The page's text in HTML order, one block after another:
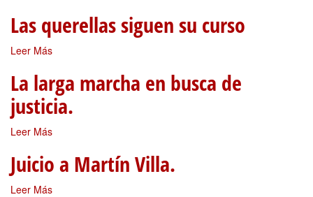
Las querellas siguen su curso
Leer Más
La larga marcha en busca de
justicia.
Leer Más
Juicio a Martín Villa.
Leer Más